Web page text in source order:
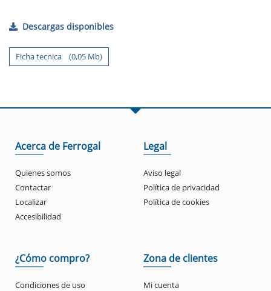
Descargas disponibles
Ficha tecnica (0,05 Mb)
Acerca de Ferrogal
Quienes somos
Contactar
Localizar
Accesibilidad
Legal
Aviso legal
Política de privacidad
Política de cookies
¿Cómo compro?
Condiciones de uso
Zona de clientes
Mi cuenta